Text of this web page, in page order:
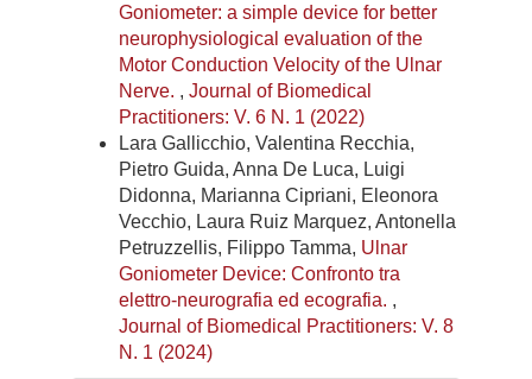
Goniometer: a simple device for better
neurophysiological evaluation of the
Motor Conduction Velocity of the Ulnar
Nerve. , Journal of Biomedical
Practitioners: V. 6 N. 1 (2022)
Lara Gallicchio, Valentina Recchia,
Pietro Guida, Anna De Luca, Luigi
Didonna, Marianna Cipriani, Eleonora
Vecchio, Laura Ruiz Marquez, Antonella
Petruzzellis, Filippo Tamma, Ulnar
Goniometer Device: Confronto tra
elettro-neurografia ed ecografia. ,
Journal of Biomedical Practitioners: V. 8
N. 1 (2024)